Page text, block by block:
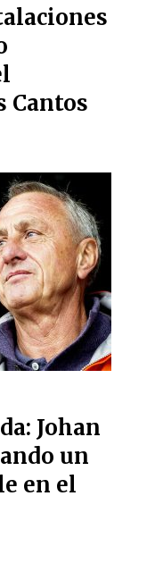
Cantos
Johan
un
en el